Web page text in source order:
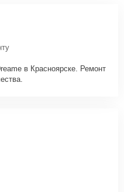
в Красноярске. Ремонт